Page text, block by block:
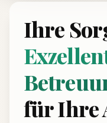
Ihre
für Ihre